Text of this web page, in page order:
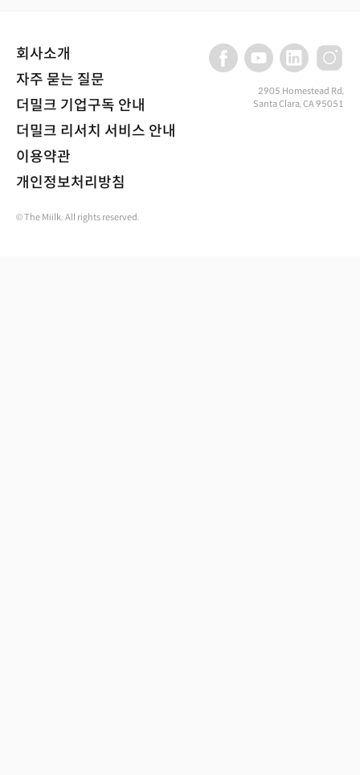
회사소개
자주 묻는 질문
더밀크 기업구독 안내
더밀크 리서치 서비스 안내
이용약관
개인정보처리방침
2905 Homestead Rd,
Santa Clara, CA 95051
© The Miilk. All rights reserved.